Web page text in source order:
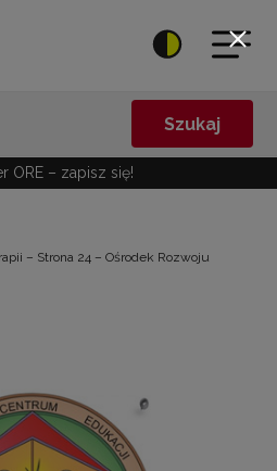
Szukaj
ORE – zapisz się!
– Strona 24 – Ośrodek Rozwoju